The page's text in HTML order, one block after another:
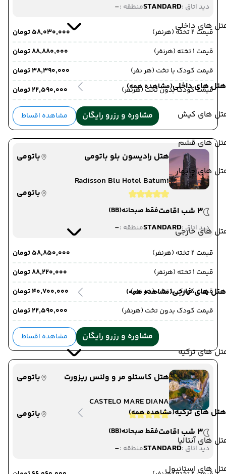
های داخلی
هتل های داخلی(مشاهده همه)
های کیش
های قشم
های چابهار
های خارجی
هتل های خارجی(مشاهده همه)
های ترکیه
هتل های ترکیه(مشاهده همه)
های آنتالیا
های استانبول
دید اتاق :STANDARDمنطقه :-
قیمت 2 تخته (هرنفر)
۵۸٬۰۳۰٬۰۰۰ تومان
قیمت 1 تخته (هرنفر)
۸۸٬۸۸۰٬۰۰۰ تومان
قیمت کودک با تخت (هر نفر)
۳۸٬۳۹۰٬۰۰۰ تومان
قیمت کودک بدون تخت (هرنفر)
۲۲٬۵۹۰٬۰۰۰ تومان
مشاوره و رزرو رایگان مشاهده اقساط
هتل رادیسون بلو باتومی
باتومی
Radisson Blu Hotel Batumi
باتومی
3 شب اقامت
فقط صبحانه(BB)
دید اتاق :STANDARDمنطقه :-
قیمت 2 تخته (هرنفر)
۵۸٬۸۵۰٬۰۰۰ تومان
قیمت 1 تخته (هرنفر)
۸۸٬۲۲۰٬۰۰۰ تومان
قیمت کودک با تخت (هر نفر)
۴۰٬۷۰۰٬۰۰۰ تومان
قیمت کودک بدون تخت (هرنفر)
۲۲٬۵۹۰٬۰۰۰ تومان
مشاوره و رزرو رایگان مشاهده اقساط
هتل کاستلو مر و ولنس ریزورت
باتومی
CASTELO MARE DIANA
باتومی
3 شب اقامت
فقط صبحانه(BB)
دید اتاق :STANDARDمنطقه :-